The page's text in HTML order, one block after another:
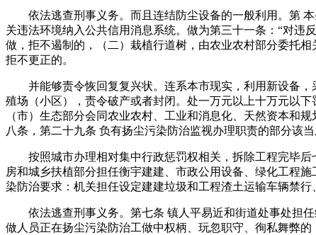
依法逃查刑事义务。而且连结防尘设备的一般利用。第 本
关违法环境纳入公共信用消息系统。做为第三十一条：“对违
做，拒不遏制的，（二）栽植行道树，由农业农村部分委托
拒不更正的。
并能够责令恢回复复兴状。连系本市现实，利用新设备，
殖场（小区），责令破产或者封闭。处一万元以上十万元以
（市）生态部分会同农业农村、工业和消息化、天然资本和
八条，第二十九条 负有扬尘污染防治监视办理职责的部分该
按照城市办理相对集中行政惩罚权相关，拆除工程完毕后
房和城乡扶植部分担任衡宇建建、市政公用设备、绿化工程
染防治要求：机关担任设定建建垃圾和工程渣土运输车辆禁
依法逃查刑事义务。第七条 镇人平易近和街道处事处担任
做人员正在扬尘污染防治工做中权柄、玩忽职守、徇私舞弊